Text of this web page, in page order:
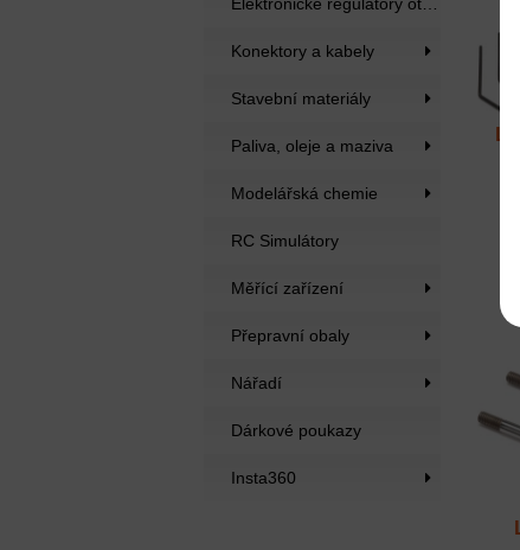
Konektory a kabely
Stavební materiály
Paliva, oleje a maziva
Modelářská chemie
RC Simulátory
Měřící zařízení
Přepravní obaly
Nářadí
Dárkové poukazy
Insta360